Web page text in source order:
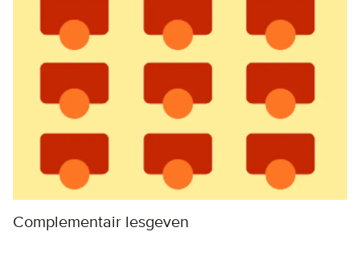
Complementair lesgeven